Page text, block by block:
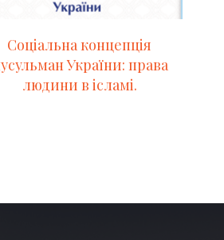
Соціальна концепція
України: права
людини в ісламі.